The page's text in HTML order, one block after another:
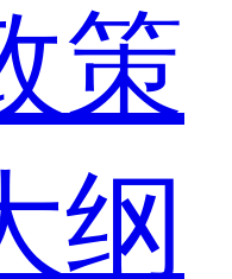
策
纲